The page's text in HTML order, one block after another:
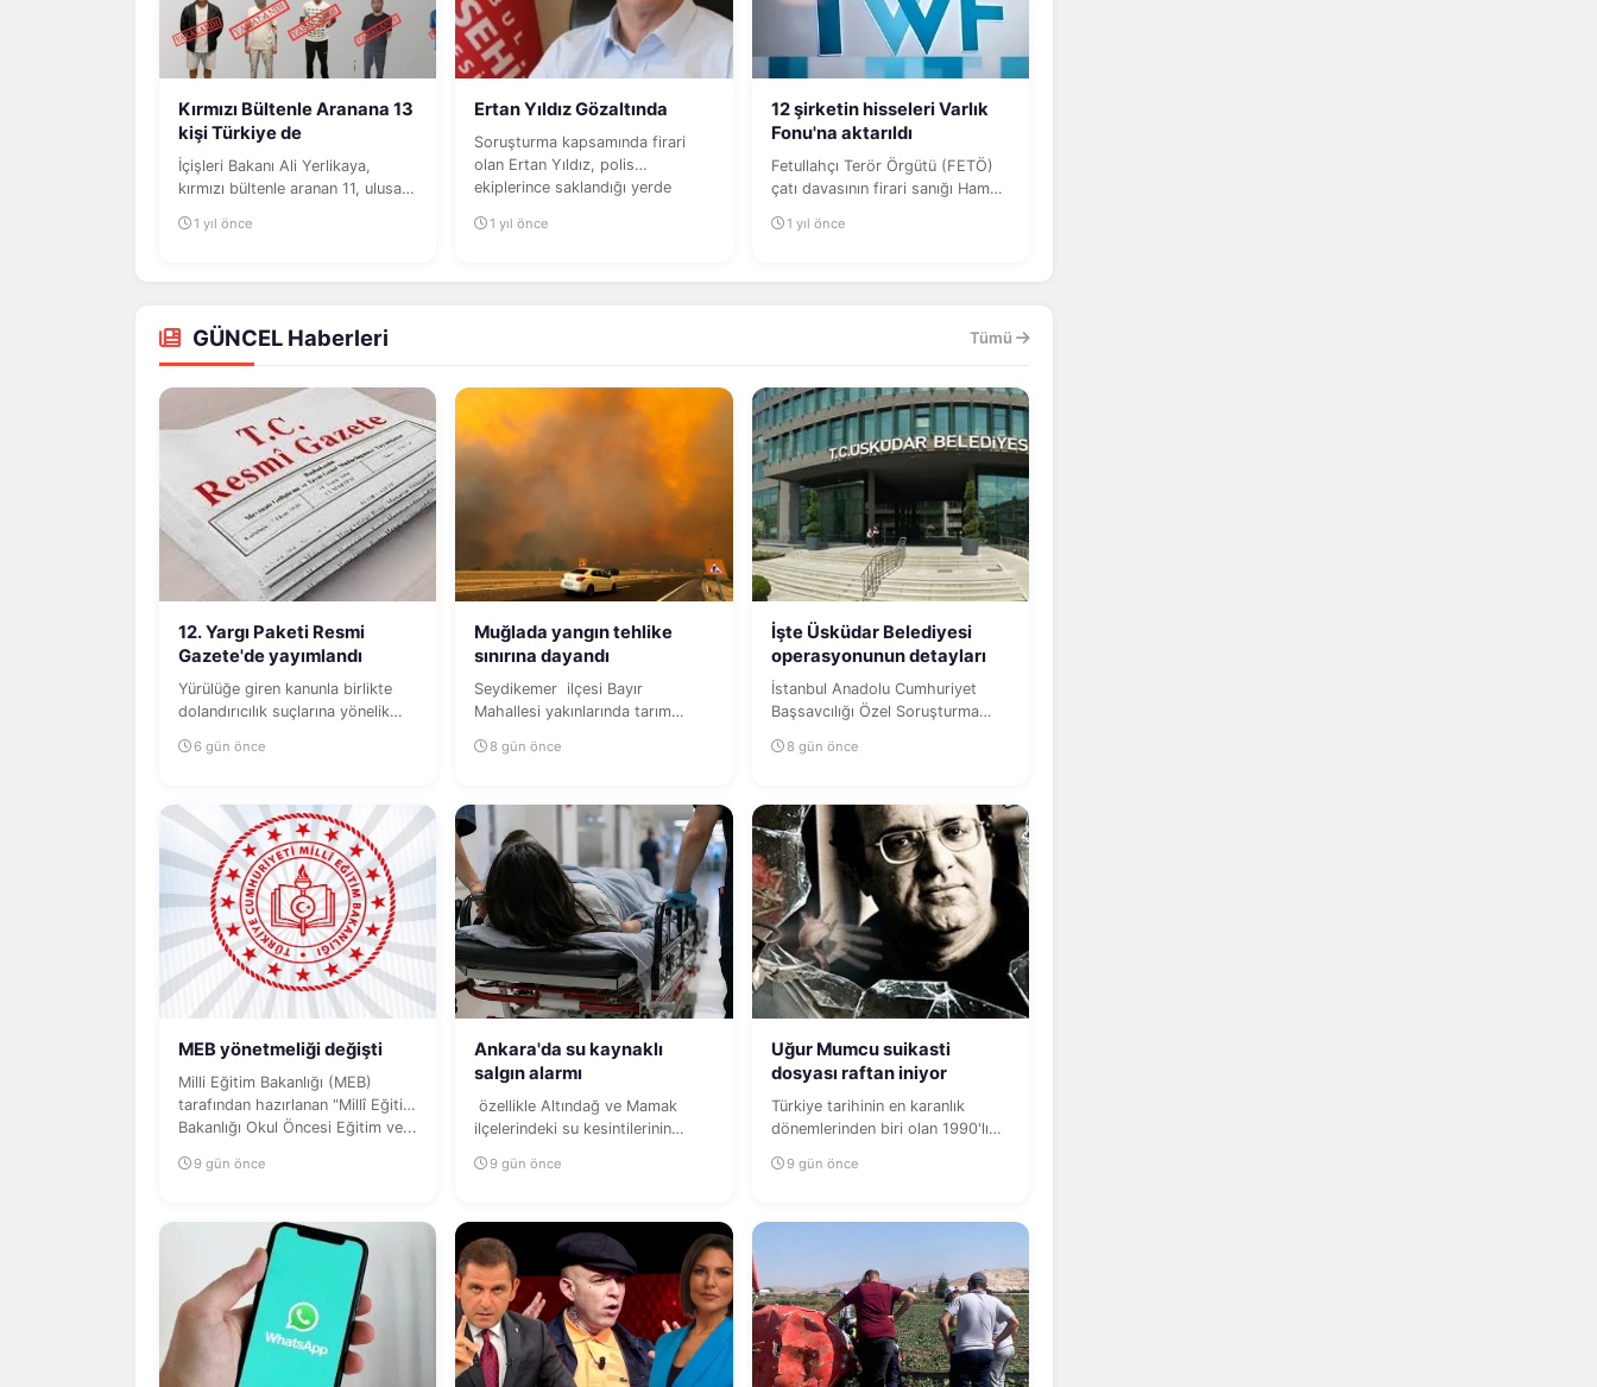
Kırmızı Bültenle Aranana 13
kişi Türkiye de
İçişleri Bakanı Ali Yerlikaya,
kırmızı bültenle aranan 11, ulusal
1 yıl önce
Ertan Yıldız Gözaltında
Soruşturma kapsamında firari
olan Ertan Yıldız, polis
ekiplerince saklandığı yerde
1 yıl önce
12 şirketin hisseleri Varlık
Fonu'na aktarıldı
Fetullahçı Terör Örgütü (FETÖ)
çatı davasının firari sanığı Hamdi
1 yıl önce
GÜNCEL Haberleri Tümü
12. Yargı Paketi Resmi
Gazete'de yayımlandı
Yürülüğe giren kanunla birlikte
dolandırıcılık suçlarına yönelik
6 gün önce
Muğlada yangın tehlike
sınırına dayandı
Seydikemer ilçesi Bayır
Mahallesi yakınlarında tarım
bölgede...
8 gün önce
İşte Üsküdar Belediyesi
operasyonunun detayları
İstanbul Anadolu Cumhuriyet
Başsavcılığı Özel Soruşturma
çaplı...
8 gün önce
MEB yönetmeliği değişti
Milli Eğitim Bakanlığı (MEB)
tarafından hazırlanan "Millî Eğitim
Bakanlığı Okul Öncesi Eğitim ve...
9 gün önce
Ankara'da su kaynaklı
salgın alarmı
özellikle Altındağ ve Mamak
ilçelerindeki su kesintilerinin
9 gün önce
Uğur Mumcu suikasti
dosyası raftan iniyor
Türkiye tarihinin en karanlık
dönemlerinden biri olan 1990'lı
9 gün önce